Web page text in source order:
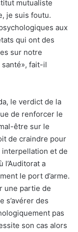
mutualiste
je suis foutu.
aux
qui ont des
sur notre
fait-il
le verdict de la
de renforcer le
être sur le
de craindre pour
et de
a
le port d’arme.
une partie de
s’avérer des
pas
son cas alors